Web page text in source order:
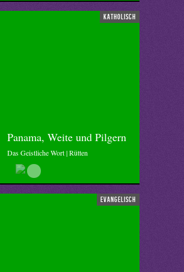
katholisch
Panama, Weite und Pilgern
Das Geistliche Wort | Rütten
evangelisch